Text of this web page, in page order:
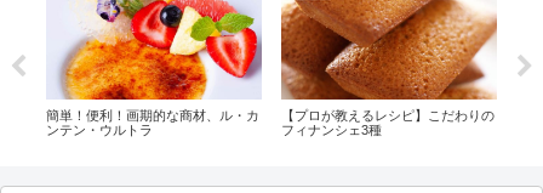
簡単！便利！画期的な商材、ル・カ
ンテン・ウルトラ
【プロが教えるレシピ】こだわりの
フィナンシェ3種